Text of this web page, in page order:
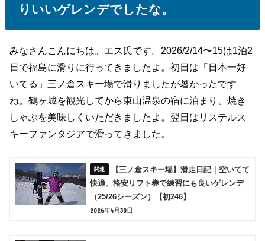
りいいゲレンデでしたな。
みなさんこんにちは。エス氏です。2026/2/14〜15は1泊2
日で福島に滑りに行ってきましたよ。初日は「日本一好
いてる」三ノ倉スキー場で滑りましたが暑かったです
ね。鶴ヶ城を観光してから東山温泉の宿に泊まり、焼き
しゃぶを美味しくいただきましたよ。翌日はリステルス
キーファンタジアで滑ってきました。
【三ノ倉スキー場】滑走日記｜空いてて
快適。格安リフト券で練習にも良いゲレンデ
（25/26シーズン）【初246】
2026年4月30日